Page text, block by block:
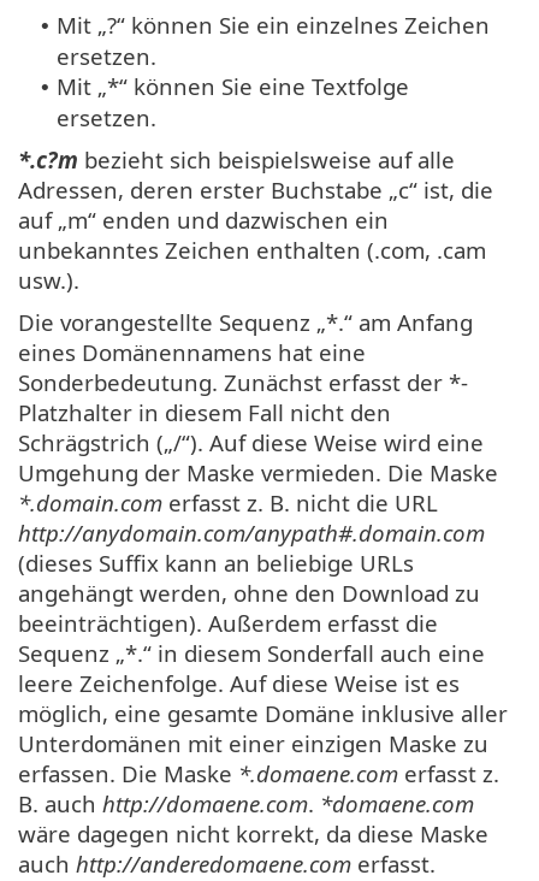
• Mit „?“ können Sie ein einzelnes Zeichen
ersetzen.
• Mit „*“ können Sie eine Textfolge
ersetzen.
*.c?m bezieht sich beispielsweise auf alle
Adressen, deren erster Buchstabe „c“ ist, die
auf „m“ enden und dazwischen ein
unbekanntes Zeichen enthalten (.com, .cam
usw.).
Die vorangestellte Sequenz „*.“ am Anfang
eines Domänennamens hat eine
Sonderbedeutung. Zunächst erfasst der *-
Platzhalter in diesem Fall nicht den
Schrägstrich („/“). Auf diese Weise wird eine
Umgehung der Maske vermieden. Die Maske
*.domain.com erfasst z. B. nicht die URL
http://anydomain.com/anypath#.domain.com
(dieses Suffix kann an beliebige URLs
angehängt werden, ohne den Download zu
beeinträchtigen). Außerdem erfasst die
Sequenz „*.“ in diesem Sonderfall auch eine
leere Zeichenfolge. Auf diese Weise ist es
möglich, eine gesamte Domäne inklusive aller
Unterdomänen mit einer einzigen Maske zu
erfassen. Die Maske *.domaene.com erfasst z.
B. auch http://domaene.com. *domaene.com
wäre dagegen nicht korrekt, da diese Maske
auch http://anderedomaene.com erfasst.